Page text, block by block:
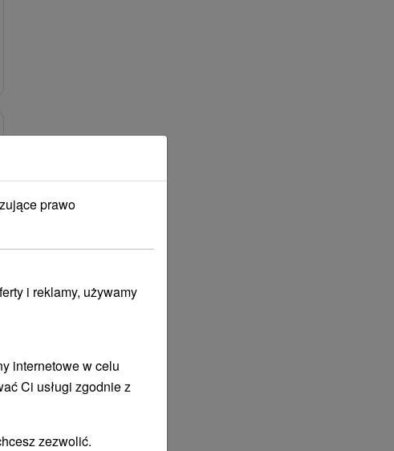
prawo
i reklamy, używamy
internetowe w celu
Ci usługi zgodnie z
zezwolić.